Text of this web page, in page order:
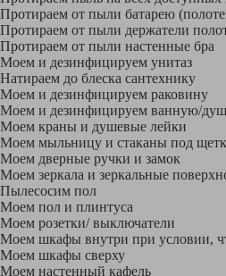
Протираем от пыли батарею
Протираем от пыли держатели
Протираем от пыли настенные бра
Моем и дезинфицируем унитаз
Натираем до блеска сантехнику
Моем и дезинфицируем раковину
Моем и дезинфицируем ванную/
Моем краны и душевые лейки
Моем мыльницу и стаканы под
Моем дверные ручки и замок
Моем зеркала и зеркальные
Пылесосим пол
Моем пол и плинтуса
Моем розетки/ выключатели
Моем шкафы внутри при условии,
Моем шкафы сверху
Моем настенный кафель